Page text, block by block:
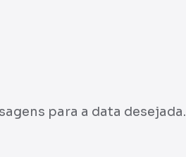
para a data desejada.